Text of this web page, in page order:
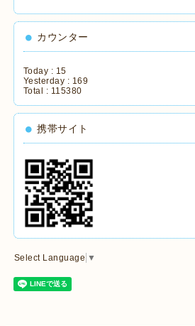
カウンター
Today : 15
Yesterday : 169
Total : 115380
携帯サイト
Select Language ▼